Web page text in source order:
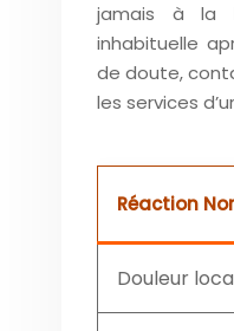
jamais à la
inhabituelle
de doute,
les services
Réaction
Douleur